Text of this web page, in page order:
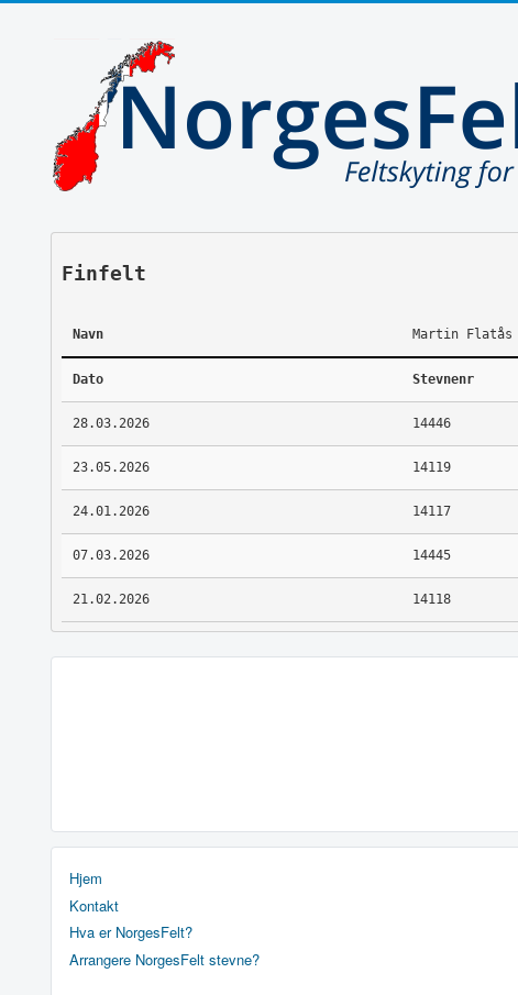
Finfelt
Navn Martin Flatås
Dato Stevnenr
28.03.2026 14446
23.05.2026 14119
24.01.2026 14117
07.03.2026 14445
21.02.2026 14118
Hjem
Kontakt
Hva er NorgesFelt?
Arrangere NorgesFelt stevne?